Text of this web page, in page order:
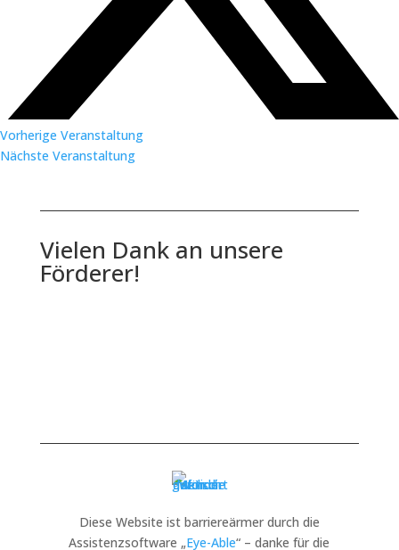
Vorherige Veranstaltung
Nächste Veranstaltung
Vielen Dank an unsere
Förderer!
Diese Website ist barriereärmer durch die
Assistenzsoftware „Eye-Able“ – danke für die